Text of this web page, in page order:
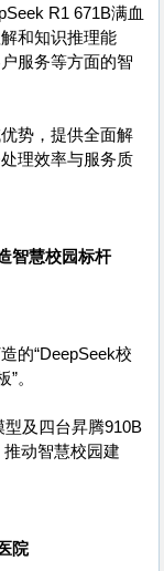
R1 671B满血
和知识推理能
服务等方面的智
势，提供全面解
理效率与服务质
智慧校园标杆
的“DeepSeek校
。
及四台昇腾910B
动智慧校园建
院